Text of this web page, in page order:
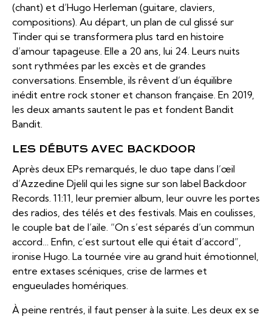
(chant) et d’Hugo Herleman (guitare, claviers,
compositions). Au départ, un plan de cul glissé sur
Tinder qui se transformera plus tard en histoire
d’amour tapageuse. Elle a 20 ans, lui 24. Leurs nuits
sont rythmées par les excès et de grandes
conversations. Ensemble, ils rêvent d’un équilibre
inédit entre rock stoner et chanson française. En 2019,
les deux amants sautent le pas et fondent Bandit
Bandit.
LES DÉBUTS AVEC BACKDOOR
Après deux EPs remarqués, le duo tape dans l’œil
d’Azzedine Djelil qui les signe sur son label Backdoor
Records. 11:11, leur premier album, leur ouvre les portes
des radios, des télés et des festivals. Mais en coulisses,
le couple bat de l’aile. “On s’est séparés d’un commun
accord… Enfin, c’est surtout elle qui était d’accord”,
ironise Hugo. La tournée vire au grand huit émotionnel,
entre extases scéniques, crise de larmes et
engueulades homériques.
À peine rentrés, il faut penser à la suite. Les deux ex se